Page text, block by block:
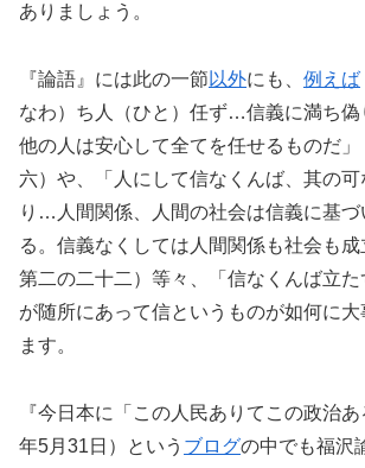
ありましょう。
『論語』には此の一節 以外にも、 例えば
なわ）ち人（ひと）任ず…信義に満ち偽
他の人は安心して全てを任せるものだ
六）や、「人にして信なくんば、其の
り…人間関係、人間の社会は信義に基づ
る。信義なくしては人間関係も社会も
第二の二十二）等々、「信なくんば立
が随所にあって信というものが如何に大
ます。
『今日本に「この人民ありてこの政治
年5月31日）という ブログの中でも福沢